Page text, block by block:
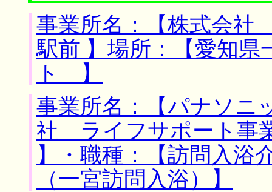
事業所名：【株式会
駅前 】場所：【愛知県
ト 】
事業所名：【パナソ
社 ライフサポート事
】・職種：【訪問入浴
（一宮訪問入浴）】